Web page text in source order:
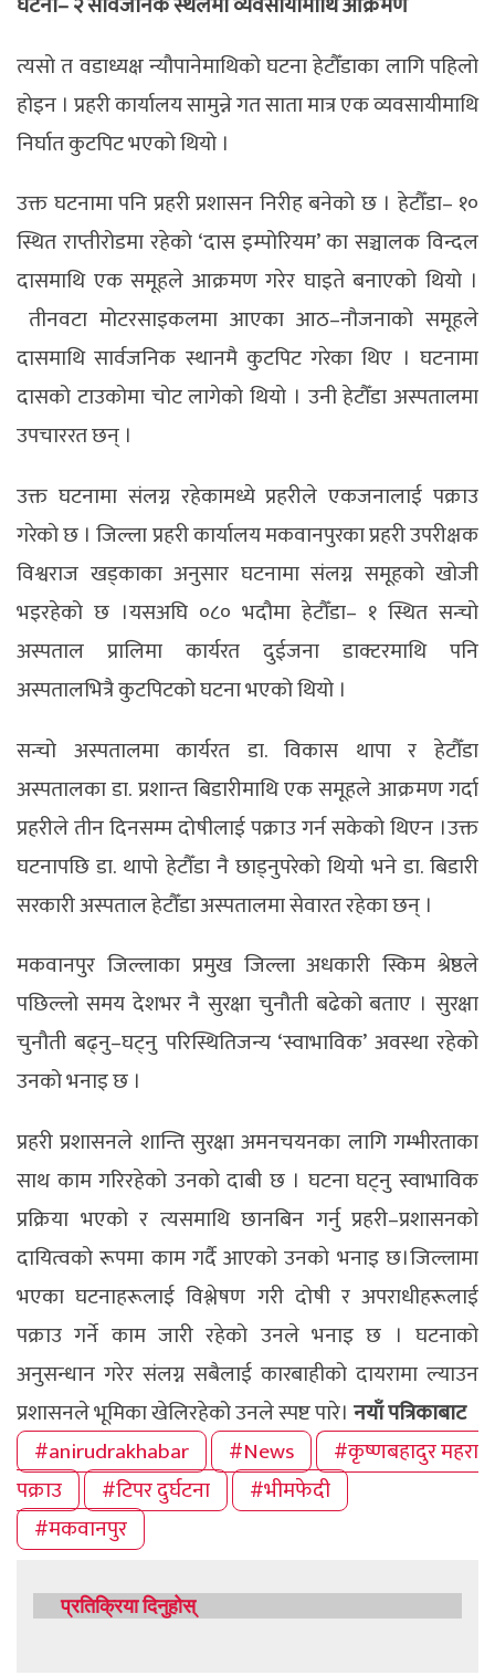
त्यसो त वडाध्यक्ष न्यौपानेमाथिको घटना हेटौँडाका लागि पहिलो
होइन । प्रहरी कार्यालय सामुन्ने गत साता मात्र एक व्यवसायीमाथि
निर्घात कुटपिट भएको थियो ।
उक्त घटनामा पनि प्रहरी प्रशासन निरीह बनेको छ । हेटौँडा– १०
स्थित राप्तीरोडमा रहेको ‘दास इम्पोरियम’ का सञ्चालक विन्दल
दासमाथि एक समूहले आक्रमण गरेर घाइते बनाएको थियो ।
तीनवटा मोटरसाइकलमा आएका आठ–नाैजनाको समूहले
दासमाथि सार्वजनिक स्थानमै कुटपिट गरेका थिए । घटनामा
दासको टाउकोमा चोट लागेको थियो । उनी हेटौँडा अस्पतालमा
उपचाररत छन् ।
उक्त घटनामा संलग्न रहेकामध्ये प्रहरीले एकजनालाई पक्राउ
गरेको छ । जिल्ला प्रहरी कार्यालय मकवानपुरका प्रहरी उपरीक्षक
विश्वराज खड्काका अनुसार घटनामा संलग्न समूहको खोजी
भइरहेको छ ।यसअघि ०८० भदौमा हेटौँडा– १ स्थित सन्चाे
अस्पताल प्रालिमा कार्यरत दुईजना डाक्टरमाथि पनि
अस्पतालभित्रै कुटपिटको घटना भएको थियो ।
सन्चो अस्पतालमा कार्यरत डा. विकास थापा र हेटौँडा
अस्पतालका डा. प्रशान्त बिडारीमाथि एक समूहले आक्रमण गर्दा
प्रहरीले तीन दिनसम्म दोषीलाई पक्राउ गर्न सकेको थिएन ।उक्त
घटनापछि डा. थापो हेटौँडा नै छाड्नुपरेको थियो भने डा. बिडारी
सरकारी अस्पताल हेटौँडा अस्पतालमा सेवारत रहेका छन् ।
मकवानपुर जिल्लाका प्रमुख जिल्ला अधकारी स्किम श्रेष्ठले
पछिल्लो समय देशभर नै सुरक्षा चुनौती बढेको बताए । सुरक्षा
चुनौती बढ्नु–घट्नु परिस्थितिजन्य ‘स्वाभाविक’ अवस्था रहेको
उनको भनाइ छ ।
प्रहरी प्रशासनले शान्ति सुरक्षा अमनचयनका लागि गम्भीरताका
साथ काम गरिरहेको उनको दाबी छ । घटना घट्नु स्वाभाविक
प्रक्रिया भएको र त्यसमाथि छानबिन गर्नु प्रहरी–प्रशासनको
दायित्वको रूपमा काम गर्दै आएको उनकाे भनाइ छ।जिल्लामा
भएका घटनाहरूलाई विश्लेषण गरी दोषी र अपराधीहरूलाई
पक्राउ गर्ने काम जारी रहेको उनले भनाइ छ । घटनाको
अनुसन्धान गरेर संलग्न सबैलाई कारबाहीको दायरामा ल्याउन
प्रशासनले भूमिका खेलिरहेको उनले स्पष्ट पारे। नयाँ पत्रिकाबाट
#anirudrakhabar
#News
#कृष्णबहादुर महरा
पक्राउ
#टिपर दुर्घटना
#भीमफेदी
#मकवानपुर
प्रतिक्रिया दिनुहोस्